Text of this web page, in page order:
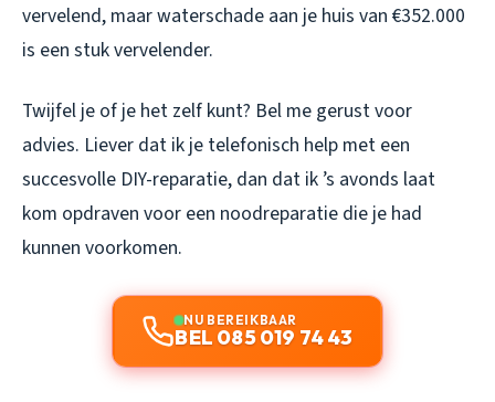
vervelend, maar waterschade aan je huis van €352.000
is een stuk vervelender.
Twijfel je of je het zelf kunt? Bel me gerust voor
advies. Liever dat ik je telefonisch help met een
succesvolle DIY-reparatie, dan dat ik ’s avonds laat
kom opdraven voor een noodreparatie die je had
kunnen voorkomen.
NU BEREIKBAAR
BEL 085 019 74 43